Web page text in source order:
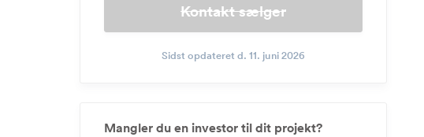
Kontakt sælger
Sidst opdateret d. 11. juni 2026
Mangler du en investor til dit projekt?